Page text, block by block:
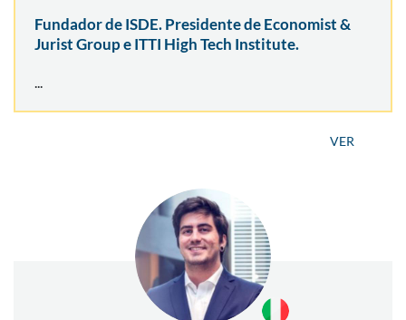
Fundador de ISDE. Presidente de Economist &
Jurist Group e ITTI High Tech Institute.
...
VER